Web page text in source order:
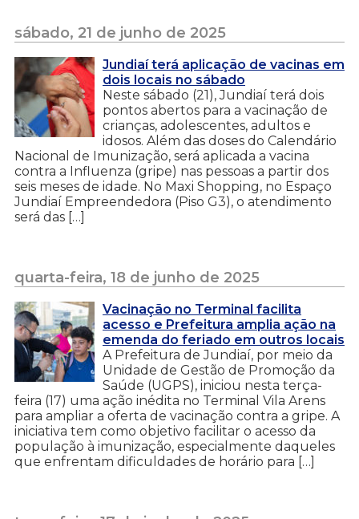
sábado, 21 de junho de 2025
Jundiaí terá aplicação de vacinas em
dois locais no sábado
Neste sábado (21), Jundiaí terá dois
pontos abertos para a vacinação de
crianças, adolescentes, adultos e
idosos. Além das doses do Calendário
Nacional de Imunização, será aplicada a vacina
contra a Influenza (gripe) nas pessoas a partir dos
seis meses de idade. No Maxi Shopping, no Espaço
Jundiaí Empreendedora (Piso G3), o atendimento
será das […]
quarta-feira, 18 de junho de 2025
Vacinação no Terminal facilita
acesso e Prefeitura amplia ação na
emenda do feriado em outros locais
A Prefeitura de Jundiaí, por meio da
Unidade de Gestão de Promoção da
Saúde (UGPS), iniciou nesta terça-
feira (17) uma ação inédita no Terminal Vila Arens
para ampliar a oferta de vacinação contra a gripe. A
iniciativa tem como objetivo facilitar o acesso da
população à imunização, especialmente daqueles
que enfrentam dificuldades de horário para […]